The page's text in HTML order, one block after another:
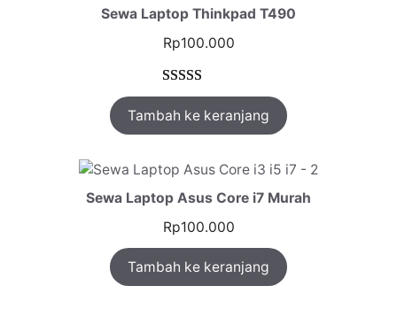
Sewa Laptop Thinkpad T490
Rp100.000
Peringkat
5.00dari 5
berdasarkan
1
penilaian
Tambah ke keranjang
Sewa Laptop Asus Core i7 Murah
Rp100.000
Tambah ke keranjang